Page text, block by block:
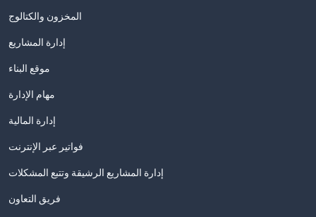
المخزون والكتالوج
إدارة المشاريع
موقع البناء
مهام الإدارة
إدارة المالية
فواتير عبر الإنترنت
إدارة المشاريع الرشيقة وتتبع المشكلات
فريق التعاون